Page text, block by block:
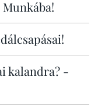
kalandra? -